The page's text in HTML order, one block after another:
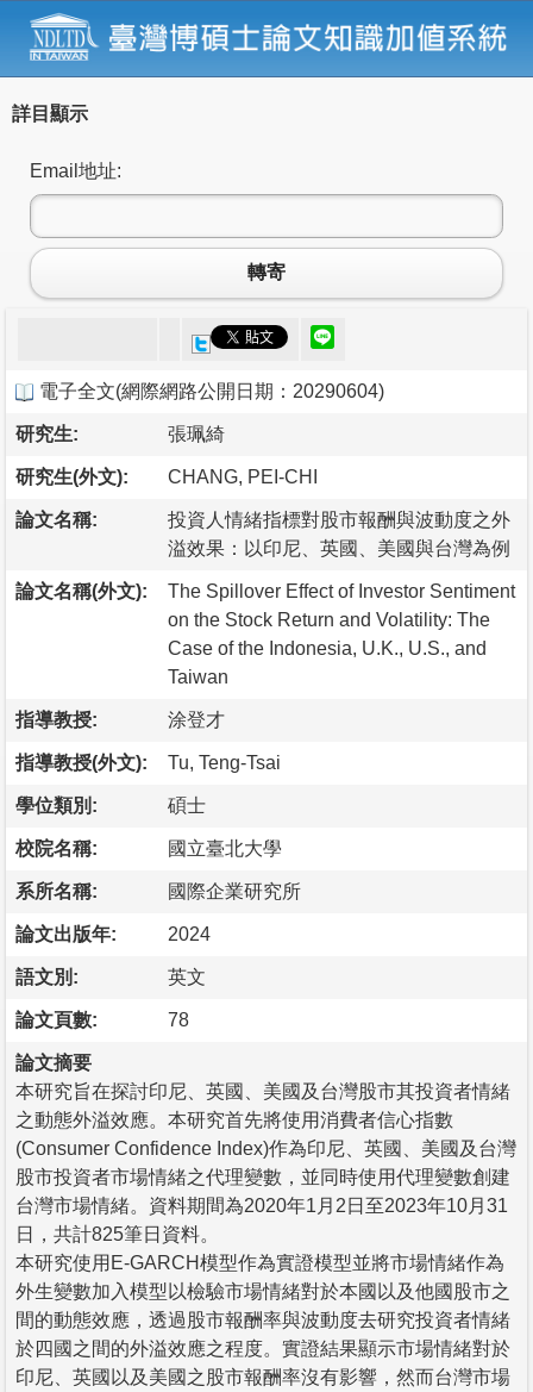
詳目顯示
Email地址:
轉寄
電子全文(網際網路公開日期：20290604)
研究生: 張珮綺
研究生(外文): CHANG, PEI-CHI
論文名稱:
投資人情緒指標對股市報酬與波動度之外
溢效果：以印尼、英國、美國與台灣為例
論文名稱(外文):
The Spillover Effect of Investor Sentiment
on the Stock Return and Volatility: The
Case of the Indonesia, U.K., U.S., and
Taiwan
指導教授: 涂登才
指導教授(外文): Tu, Teng-Tsai
學位類別: 碩士
校院名稱: 國立臺北大學
系所名稱: 國際企業研究所
論文出版年: 2024
語文別: 英文
論文頁數: 78
論文摘要
本研究旨在探討印尼、英國、美國及台灣股市其投資者情緒
之動態外溢效應。本研究首先將使用消費者信心指數
(Consumer Confidence Index)作為印尼、英國、美國及台灣
股市投資者市場情緒之代理變數，並同時使用代理變數創建
台灣市場情緒。資料期間為2020年1月2日至2023年10月31
日，共計825筆日資料。
本研究使用E-GARCH模型作為實證模型並將市場情緒作為
外生變數加入模型以檢驗市場情緒對於本國以及他國股市之
間的動態效應，透過股市報酬率與波動度去研究投資者情緒
於四國之間的外溢效應之程度。實證結果顯示市場情緒對於
印尼、英國以及美國之股市報酬率沒有影響，然而台灣市場